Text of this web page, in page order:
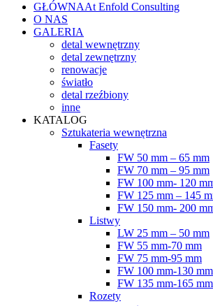
GŁÓWNAAt Enfold Consulting
O NAS
GALERIA
detal wewnętrzny
detal zewnętrzny
renowacje
światło
detal rzeźbiony
inne
KATALOG
Sztukateria wewnętrzna
Fasety
FW 50 mm – 65 mm
FW 70 mm – 95 mm
FW 100 mm- 120
FW 125 mm – 145
FW 150 mm- 200
Listwy
LW 25 mm – 50 mm
FW 55 mm-70 mm
FW 75 mm-95 mm
FW 100 mm-130 mm
FW 135 mm-165 mm
Rozety